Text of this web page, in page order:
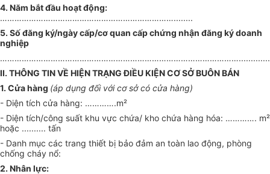
4. Năm bắt đầu hoạt động:
………………………………………………………………........
5. Số đăng ký/ngày cấp/cơ quan cấp chứng nhận đăng ký doanh
nghiệp
II. THÔNG TIN VỀ HIỆN TRẠNG ĐIỀU KIỆN CƠ SỞ BUÔN BÁN
1. Cửa hàng (áp dụng đối với cơ sở có cửa hàng)
- Diện tích cửa hàng: ………….m²
- Diện tích/công suất khu vực chứa/ kho chứa hàng hóa: …………. m²
hoặc .......... tấn
- Danh mục các trang thiết bị bảo đảm an toàn lao động, phòng
chống cháy nổ:
2. Nhân lực: